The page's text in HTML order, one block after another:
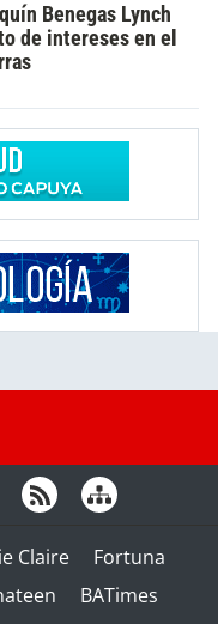
Benegas Lynch
de intereses en el
Claire
Fortuna
BATimes